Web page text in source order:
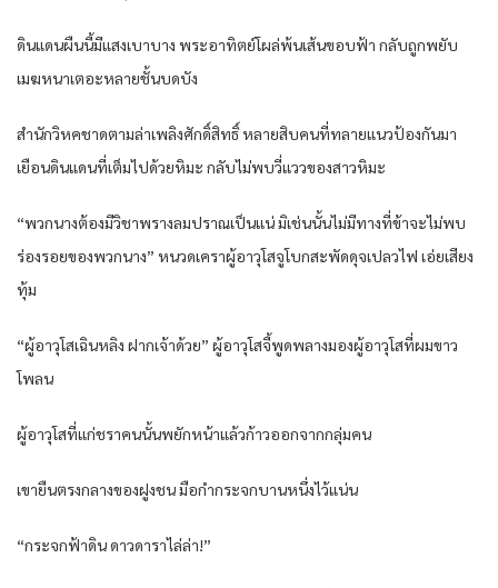
ดินแดน​ผืน​นี้​มีแสงเบาบาง​ พระอาทิตย์​โผล่​พ้น​เส้น​ขอบฟ้า​ กลับ​ถูก​พยับ
เมฆ​หนาเตอะ​หลาย​ชั้น​บดบัง​
สำนัก​วิหค​ชาด​ตามล่า​เพลิง​ศักดิ์สิทธิ์​ หลาย​สิบ​คน​ที่​ทลาย​แนว​ป้องกัน​มา
เยือน​ดินแดน​ที่​เต็มไปด้วย​หิมะ​ กลับ​ไม่พบ​วี่แวว​ของ​สาว​หิมะ​
“พวก​นาง​ต้อง​มีวิชา​พราง​ลมปราณ​เป็นแน่​ มิเช่นนั้น​ไม่มีทาง​ที่​ข้า​จะไม่พบ​
ร่องรอย​ของ​พวก​นาง​” หนวดเครา​ผู้อาวุโส​จูโบก​สะพัด​ดุจ​เปลวไฟ​ เอ่ย​เสียง
ทุ้ม​
“ผู้อาวุโส​เฉินห​ลิง​ ฝาก​เจ้าด้วย​” ผู้อาวุโส​จี้พูด​พลาง​มอง​ผู้อาวุโส​ที่​ผม​ขาว
โพลน​
ผู้อาวุโส​ที่​แก่​ชรา​คน​นั้น​พยักหน้า​แล้ว​ก้าว​ออกจาก​กลุ่มคน​
เขา​ยืน​ตรงกลาง​ของ​ฝูงชน​ มือ​กำ​กระจก​บาน​หนึ่ง​ไว้​แน่น​
“กระจก​ฟ้าดิน​ ดาว​ดารา​ไล่ล่า​!”